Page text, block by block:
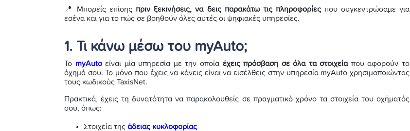
📍 Μπορείς επίσηςπριν ξεκινήσεις, να δεις παρακάτω τις πληροφορίεςπου συγκεντρώσαμε για
εσένα και για το πώς σε βοηθούν όλες αυτές οι ψηφιακές υπηρεσίες.
1. Τι κάνω μέσω του myAuto;
Το myAuto είναι μία υπηρεσία με την οποία έχεις πρόσβαση σε όλα τα στοιχείαπου αφορούν το
όχημά σου. Το μόνο που έχεις να κάνεις είναι να εισέλθεις στην υπηρεσία myAuto χρησιμοποιώντας
τους κωδικούς TaxisNet.
Πρακτικά, έχεις τη δυνατότητα να παρακολουθείς σε πραγματικό χρόνο τα στοιχεία του οχήματός
σου, όπως:
Στοιχεία της άδειας κυκλοφορίας